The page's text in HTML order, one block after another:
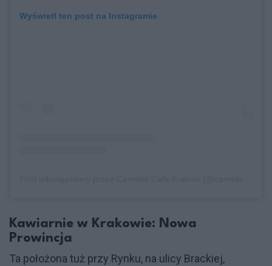
Wyświetl ten post na Instagramie
Kawiarnie w Krakowie: Nowa
Prowincja
Ta położona tuż przy Rynku, na ulicy Brackiej,